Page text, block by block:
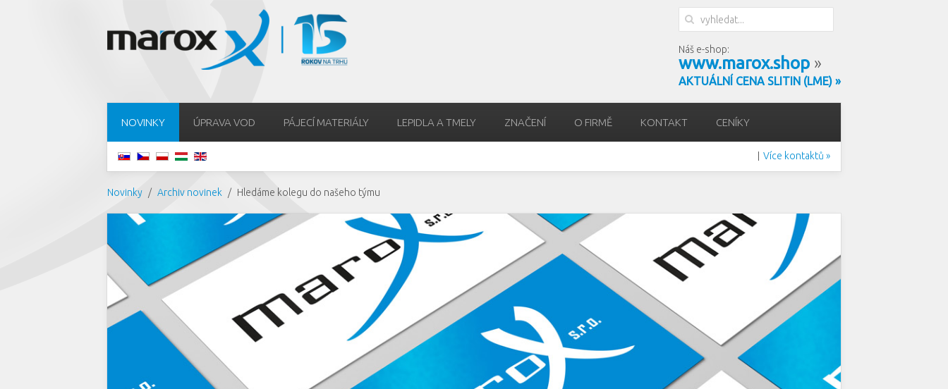
Náš e-shop:
www.marox.shop »
AKTUÁLNÍ CENA SLITIN (LME) »
NOVINKY ÚPRAVA VOD PÁJECÍ MATERIÁLY LEPIDLA A TMELY ZNAČENÍ O FIRMĚ KONTAKT CENÍKY
Více kontaktů »
Novinky Archiv novinek Hledáme kolegu do našeho týmu